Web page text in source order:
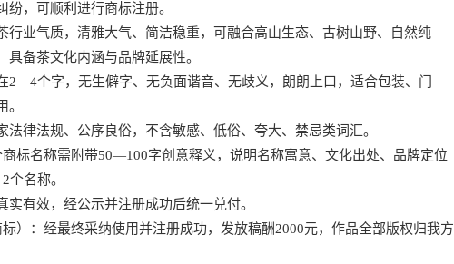
，可顺利进行商标注册。
业气质，清雅大气、简洁稳重，可融合高山生态、古树山野、自然纯
备茶文化内涵与品牌延展性。
个字，无生僻字、无负面谐音、无歧义，朗朗上口，适合包装、门
。
律法规、公序良俗，不含敏感、低俗、夸大、禁忌类词汇。
名称需附带50—100字创意释义，说明名称寓意、文化出处、品牌定位
个名称。
有效，经公示并注册成功后统一兑付。
：经最终采纳使用并注册成功，发放稿酬2000元，作品全部版权归我方